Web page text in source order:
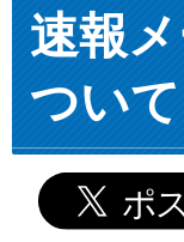
速報
ついて